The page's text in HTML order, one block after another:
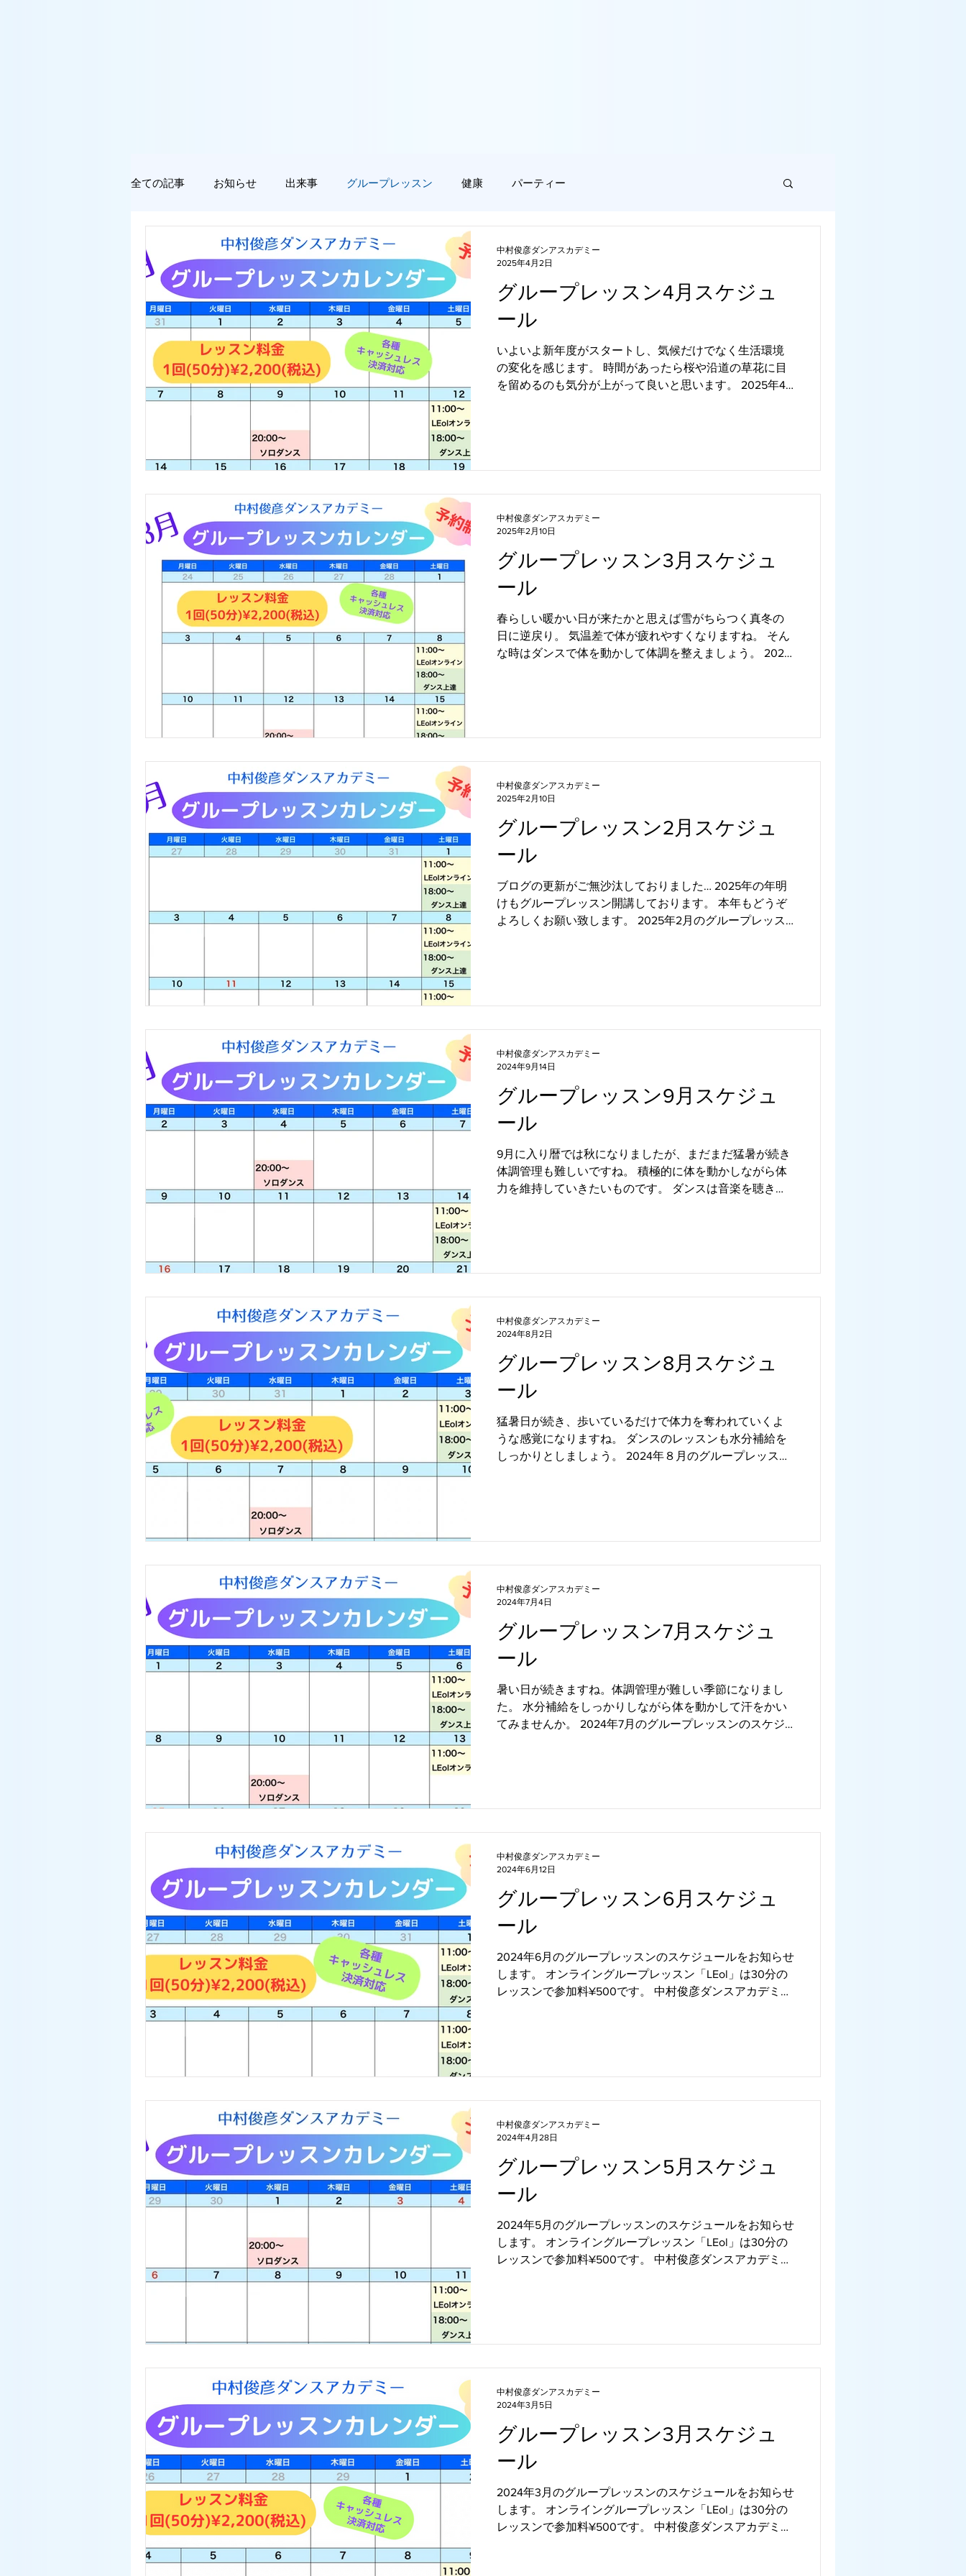
全ての記事 お知らせ 出来事 グループレッスン 健康 パーティー
グループレッスン4月スケジュ
ール
いよいよ新年度がスタートし、気候だけでなく生活環境
の変化を感じます。 時間があったら桜や沿道の草花に目
を留めるのも気分が上がって良いと思います。 2025年4
中村俊彦ダンアスカデミー
2025年4月2日
グループレッスン3月スケジュ
ール
春らしい暖かい日が来たかと思えば雪がちらつく真冬の
日に逆戻り。 気温差で体が疲れやすくなりますね。 そん
な時はダンスで体を動かして体調を整えましょう。 2025
中村俊彦ダンアスカデミー
2025年2月10日
グループレッスン2月スケジュ
ール
ブログの更新がご無沙汰しておりました… 2025年の年明
けもグループレッスン開講しております。 本年もどうぞ
よろしくお願い致します。 2025年2月のグループレッス
中村俊彦ダンアスカデミー
2025年2月10日
グループレッスン9月スケジュ
ール
9月に入り暦では秋になりましたが、まだまだ猛暑が続き
体調管理も難しいですね。 積極的に体を動かしながら体
力を維持していきたいものです。 ダンスは音楽を聴きな
中村俊彦ダンアスカデミー
2024年9月14日
グループレッスン8月スケジュ
ール
猛暑日が続き、歩いているだけで体力を奪われていくよ
うな感覚になりますね。 ダンスのレッスンも水分補給を
しっかりとしましょう。 2024年８月のグループレッスン
中村俊彦ダンアスカデミー
2024年8月2日
グループレッスン7月スケジュ
ール
暑い日が続きますね。体調管理が難しい季節になりまし
た。 水分補給をしっかりしながら体を動かして汗をかい
てみませんか。 2024年7月のグループレッスンのスケジ
中村俊彦ダンアスカデミー
2024年7月4日
グループレッスン6月スケジュ
ール
2024年6月のグループレッスンのスケジュールをお知らせ
します。 オンライングループレッスン「LEol」は30分の
レッスンで参加料¥500です。 中村俊彦ダンスアカデミー
中村俊彦ダンアスカデミー
2024年6月12日
グループレッスン5月スケジュ
ール
2024年5月のグループレッスンのスケジュールをお知らせ
します。 オンライングループレッスン「LEol」は30分の
レッスンで参加料¥500です。 中村俊彦ダンスアカデミー
中村俊彦ダンアスカデミー
2024年4月28日
グループレッスン3月スケジュ
ール
2024年3月のグループレッスンのスケジュールをお知らせ
します。 オンライングループレッスン「LEol」は30分の
レッスンで参加料¥500です。 中村俊彦ダンスアカデミー
中村俊彦ダンアスカデミー
2024年3月5日